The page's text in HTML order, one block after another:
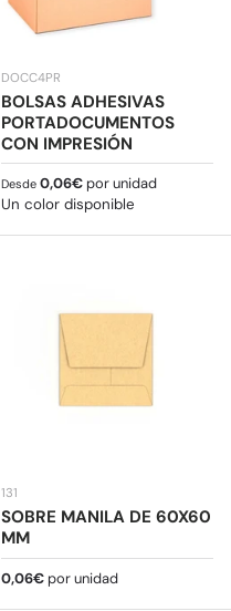
DOCC4PR
BOLSAS ADHESIVAS
PORTADOCUMENTOS
CON IMPRESIÓN
Precio normal
Desde 0,06€ por unidad
Un color disponible
131
SOBRE MANILA DE 60X60
MM
Precio normal
0,06€ por unidad